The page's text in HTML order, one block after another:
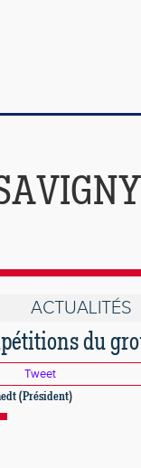
ACTUALITÉS
du
Tweet
(Président)